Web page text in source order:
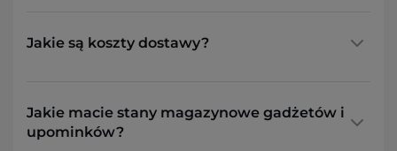
Jakie są koszty dostawy?
Jakie macie stany magazynowe gadżetów i
upominków?